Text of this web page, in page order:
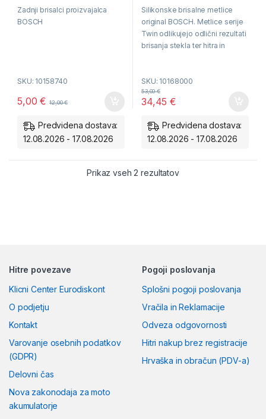
u
o
Zadnji brisalci proizvajalca
BOSCH
SKU: 10158740
5,00€ 12,00€
Predvidena dostava:
12.08.2026 - 17.08.2026
u
o
f
5
Silikonske brisalne metlice
original BOSCH. Metlice serije
Twin odlikujejo odlični rezultati
brisanja stekla ter hitra in
prejmete par.
SKU: 10168000
34,45€
53,00€
Predvidena dostava:
12.08.2026 - 17.08.2026
Prikaz vseh 2 rezultatovRazvrščeno po ceni:
Hitre povezave
Klicni Center Eurodiskont
O podjetju
Kontakt
Varovanje osebnih podatkov
(GDPR)
Delovni čas
Nova zakonodaja za moto
akumulatorje
Pogoji poslovanja
Splošni pogoji poslovanja
Vračila in Reklamacije
Odveza odgovornosti
Hitri nakup brez registracije
Hrvaška in obračun (PDV-a)